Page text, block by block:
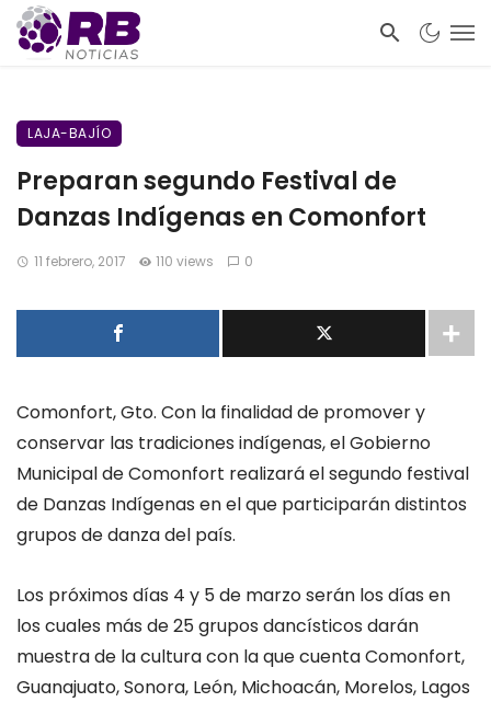
LAJA-BAJÍO
Preparan segundo Festival de
Danzas Indígenas en Comonfort
11 febrero, 2017 110 views 0
Comonfort, Gto. Con la finalidad de promover y
conservar las tradiciones indígenas, el Gobierno
Municipal de Comonfort realizará el segundo festival
de Danzas Indígenas en el que participarán distintos
grupos de danza del país.
Los próximos días 4 y 5 de marzo serán los días en
los cuales más de 25 grupos dancísticos darán
muestra de la cultura con la que cuenta Comonfort,
Guanajuato, Sonora, León, Michoacán, Morelos, Lagos